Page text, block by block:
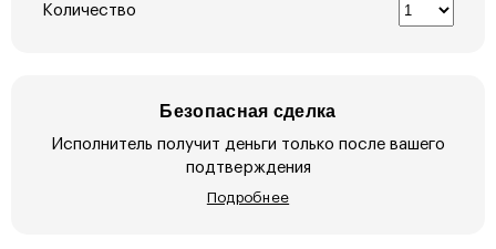
Количество
Безопасная сделка
Исполнитель получит деньги только после вашего
подтверждения
Подробнее